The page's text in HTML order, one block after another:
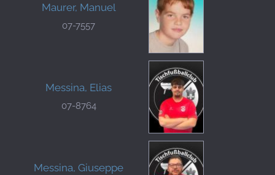
Maurer, Manuel
07-7557
Messina, Elias
07-8764
Messina, Giuseppe